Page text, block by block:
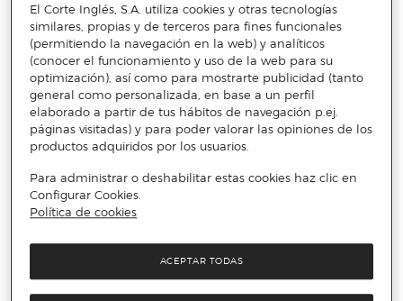
Desde prendas para renovar los looks de oficina a accesorios
que marquen la diferencia, calzado deportivo, ropa para los
niños, que no paran de crecer o textiles para casa. Y todas
ellas las puedes encontrar a un precio estupendo con las
ofertas del Superjueves dePrimeriti. ¡Tienes 24 horas para
encontrar todo lo que necesitas en tus marcas favoritas de
hombre,mujer,niñosy hogar!
Superjueves de septiembre: ¿en qué
consiste la promoción?
Durante la promoción del Superjueves te ofrecemos un precio
aún más bajo del que ya solemos tener disponible en Primeriti.
El Corte Inglés, S.A. utiliza cookies y otras tecnologías
similares, propias y de terceros para fines funcionales
(permitiendo la navegación en la web) y analíticos
(conocer el funcionamiento y uso de la web para su
optimización), así como para mostrarte publicidad (tanto
general como personalizada, en base a un perfil
elaborado a partir de tus hábitos de navegación p.ej.
páginas visitadas) y para poder valorar las opiniones de los
productos adquiridos por los usuarios.
Para administrar o deshabilitar estas cookies haz clic en
Configurar Cookies.
Política de cookies
ACEPTAR TODAS